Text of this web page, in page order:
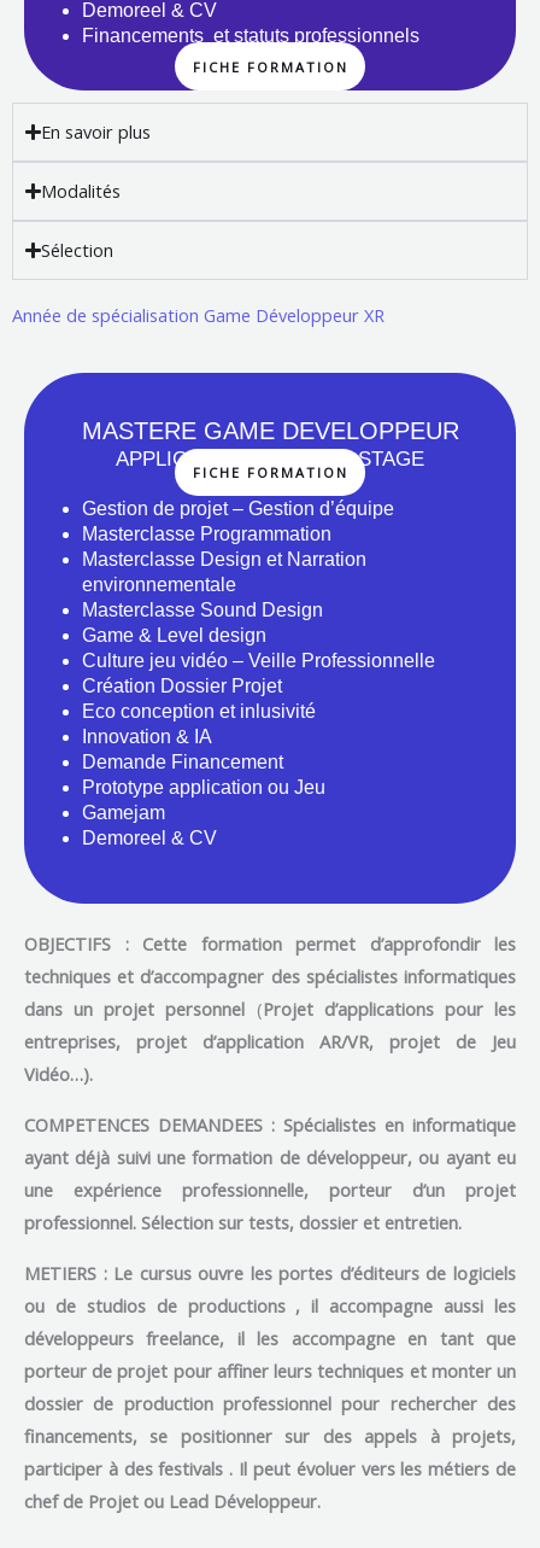
Demoreel & CV
Financements et statuts professionnels
FICHE FORMATION
En savoir plus
Modalités
Sélection
Année de spécialisation Game Développeur XR
MASTERE GAME DEVELOPPEUR
APPLICATION EXPERT & STAGE
FICHE FORMATION
Gestion de projet – Gestion d’équipe
Masterclasse Programmation
Masterclasse Design et Narration
environnementale
Masterclasse Sound Design
Game & Level design
Culture jeu vidéo – Veille Professionnelle
Création Dossier Projet
Eco conception et inlusivité
Innovation & IA
Demande Financement
Prototype application ou Jeu
Gamejam
Demoreel & CV
OBJECTIFS : Cette formation permet d’approfondir les
techniques et d’accompagner des spécialistes informatiques
dans un projet personnel (Projet d’applications pour les
entreprises, projet d’application AR/VR, projet de Jeu
Vidéo…).
COMPETENCES DEMANDEES : Spécialistes en informatique
ayant déjà suivi une formation de développeur, ou ayant eu
une expérience professionnelle, porteur d’un projet
professionnel. Sélection sur tests, dossier et entretien.
METIERS : Le cursus ouvre les portes d’éditeurs de logiciels
ou de studios de productions , il accompagne aussi les
développeurs freelance, il les accompagne en tant que
porteur de projet pour affiner leurs techniques et monter un
dossier de production professionnel pour rechercher des
financements, se positionner sur des appels à projets,
participer à des festivals . Il peut évoluer vers les métiers de
chef de Projet ou Lead Développeur.